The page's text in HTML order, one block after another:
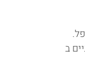
להסתיים ב